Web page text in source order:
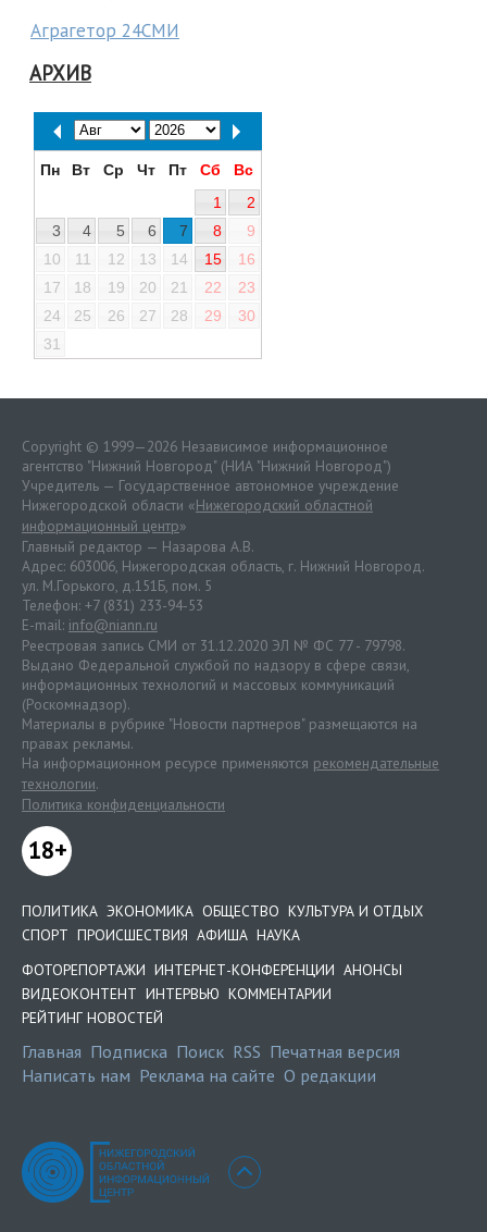
Аграгетор 24СМИ
АРХИВ
Пн Вт Ср Чт Пт Сб
Вс
1
2
3
4 5 6 7 8
9
10
11 12 13 14 15
16
17
18 19 20 21 22
23
24
25 26 27 28 29
30
31
Copyright © 1999—2026 Независимое информационное
агентство "Нижний Новгород" (НИА "Нижний Новгород")
Учредитель — Государственное автономное учреждение
Нижегородской области «Нижегородский областной
информационный центр»
Главный редактор — Назарова А.В.
Адрес: 603006, Нижегородская область, г. Нижний Новгород.
ул. М.Горького, д.151Б, пом. 5
Телефон: +7 (831) 233-94-53
E-mail: info@niann.ru
Реестровая запись СМИ от 31.12.2020 ЭЛ № ФС 77 - 79798.
Выдано Федеральной службой по надзору в сфере связи,
информационных технологий и массовых коммуникаций
(Роскомнадзор).
Материалы в рубрике "Новости партнеров" размещаются на
правах рекламы.
На информационном ресурсе применяются рекомендательные
технологии.
Политика конфиденциальности
18+
ПОЛИТИКА ЭКОНОМИКА ОБЩЕСТВО КУЛЬТУРА И ОТДЫХ
СПОРТ ПРОИСШЕСТВИЯ АФИША НАУКА
ФОТОРЕПОРТАЖИ ИНТЕРНЕТ-КОНФЕРЕНЦИИ АНОНСЫ
ВИДЕОКОНТЕНТ ИНТЕРВЬЮ КОММЕНТАРИИ
РЕЙТИНГ НОВОСТЕЙ
Главная Подписка Поиск RSS Печатная версия
Написать нам Реклама на сайте О редакции